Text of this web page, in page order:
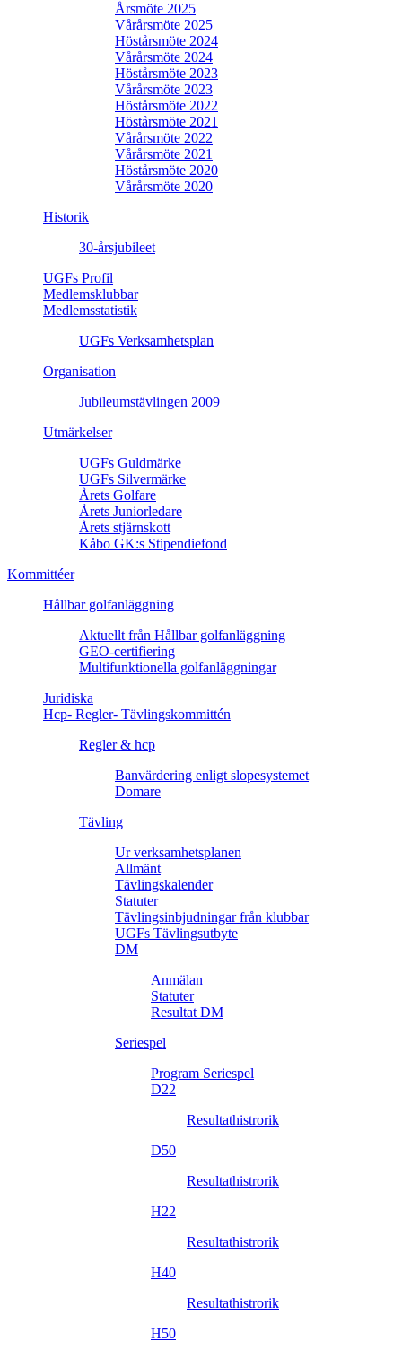
Årsmöte 2025
Vårårsmöte 2025
Höstårsmöte 2024
Vårårsmöte 2024
Höstårsmöte 2023
Vårårsmöte 2023
Höstårsmöte 2022
Höstårsmöte 2021
Vårårsmöte 2022
Vårårsmöte 2021
Höstårsmöte 2020
Vårårsmöte 2020
Historik
30-årsjubileet
UGFs Profil
Medlemsklubbar
Medlemsstatistik
UGFs Verksamhetsplan
Organisation
Jubileumstävlingen 2009
Utmärkelser
UGFs Guldmärke
UGFs Silvermärke
Årets Golfare
Årets Juniorledare
Årets stjärnskott
Kåbo GK:s Stipendiefond
Kommittéer
Hållbar golfanläggning
Aktuellt från Hållbar golfanläggning
GEO-certifiering
Multifunktionella golfanläggningar
Juridiska
Hcp- Regler- Tävlingskommittén
Regler & hcp
Banvärdering enligt slopesystemet
Domare
Tävling
Ur verksamhetsplanen
Allmänt
Tävlingskalender
Statuter
Tävlingsinbjudningar från klubbar
UGFs Tävlingsutbyte
DM
Anmälan
Statuter
Resultat DM
Seriespel
Program Seriespel
D22
Resultathistrorik
D50
Resultathistrorik
H22
Resultathistrorik
H40
Resultathistrorik
H50